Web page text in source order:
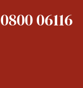
0800 06116